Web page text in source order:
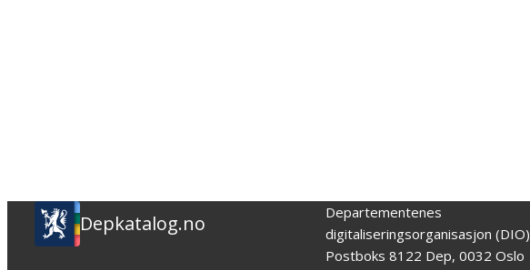
Depkatalog.no
Departementenes
digitaliseringsorganisasjon (DIO)
Postboks 8122 Dep, 0032 Oslo